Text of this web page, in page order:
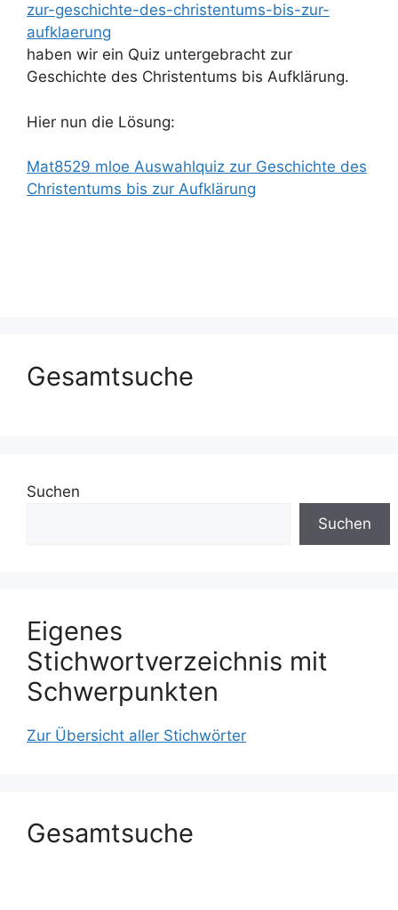
zur-geschichte-des-christentums-bis-zur-
aufklaerung
haben wir ein Quiz untergebracht zur
Geschichte des Christentums bis Aufklärung.
Hier nun die Lösung:
Mat8529 mloe Auswahlquiz zur Geschichte des
Christentums bis zur Aufklärung
Gesamtsuche
Suchen
Suchen
Eigenes
Stichwortverzeichnis mit
Schwerpunkten
Zur Übersicht aller Stichwörter
Gesamtsuche